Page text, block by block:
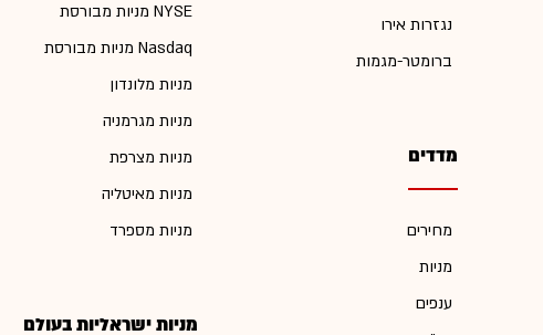
נגזרות אירו
ברומטר-מגמות
מדדים
מחירים
מניות
ענפים
מניות מבורסת NYSE
מניות מבורסת Nasdaq
מניות מלונדון
מניות מגרמניה
מניות מצרפת
מניות מאיטליה
מניות מספרד
מניות ישראליות בעולם